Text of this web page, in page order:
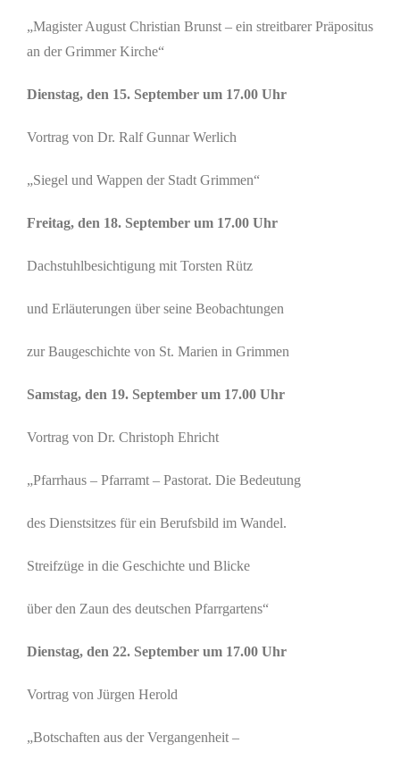
„Magister August Christian Brunst – ein streitbarer Präpositus
an der Grimmer Kirche“
Dienstag, den 15. September um 17.00 Uhr
Vortrag von Dr. Ralf Gunnar Werlich
„Siegel und Wappen der Stadt Grimmen“
Freitag, den 18. September um 17.00 Uhr
Dachstuhlbesichtigung mit Torsten Rütz
und Erläuterungen über seine Beobachtungen
zur Baugeschichte von St. Marien in Grimmen
Samstag, den 19. September um 17.00 Uhr
Vortrag von Dr. Christoph Ehricht
„Pfarrhaus – Pfarramt – Pastorat. Die Bedeutung
des Dienstsitzes für ein Berufsbild im Wandel.
Streifzüge in die Geschichte und Blicke
über den Zaun des deutschen Pfarrgartens“
Dienstag, den 22. September um 17.00 Uhr
Vortrag von Jürgen Herold
„Botschaften aus der Vergangenheit –